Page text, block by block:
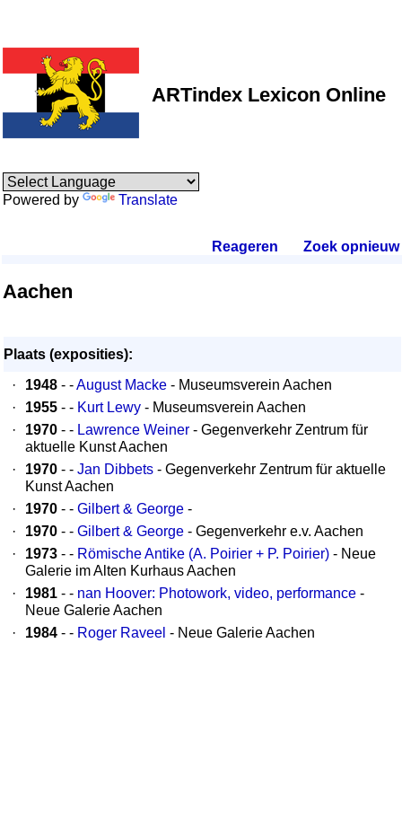
ARTindex Lexicon Online
Powered by Translate
Reageren Zoek opnieuw.
Aachen
Plaats (exposities):
·
1948 - -August Macke - Museumsverein Aachen
·
1955 - - Kurt Lewy - Museumsverein Aachen
·
1970 - - Lawrence Weiner - Gegenverkehr Zentrum für
aktuelle Kunst Aachen
·
1970 - - Jan Dibbets - Gegenverkehr Zentrum für aktuelle
Kunst Aachen
·
1970 - - Gilbert & George -
·
1970 - - Gilbert & George - Gegenverkehr e.v. Aachen
·
1973 - - Römische Antike (A. Poirier + P. Poirier) - Neue
Galerie im Alten Kurhaus Aachen
·
1981 - - nan Hoover: Photowork, video, performance -
Neue Galerie Aachen
·
1984 - - Roger Raveel - Neue Galerie Aachen